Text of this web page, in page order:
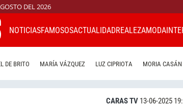
DEL 2026
NOTICIASFAMOSOSACTUALIDADREALEZAMODA
DE BRITO MARÍA VÁZQUEZ LUZ CIPRIOTA MORIA CASÁN
CARAS TV 13-06-2025